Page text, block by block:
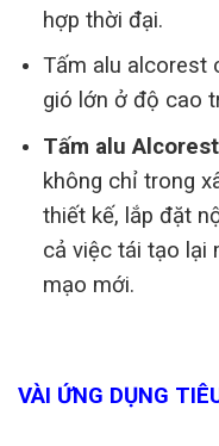
hợp thời đại.
Tấm alu alcorest
gió lớn ở độ cao
Tấm alu Alcorest
không chỉ trong
thiết kế, lắp đặt
cả việc tái tạo lại
mạo mới.
VÀI ỨNG DỤNG